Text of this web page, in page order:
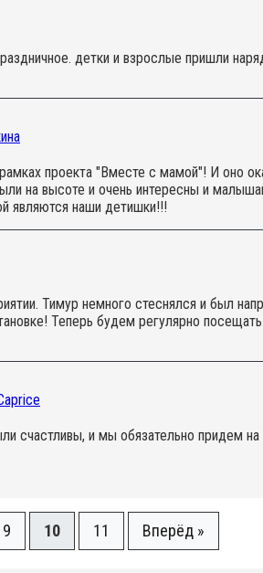
детки и взрослые пришли
проекта "Вместе с мамой"! И оно
на высоте и очень интересны и
являются наши детишки!!!
Тимур немного стеснялся и был
Теперь будем регулярно
счастливы, и мы обязательно придем
9 10 11 Вперёд »